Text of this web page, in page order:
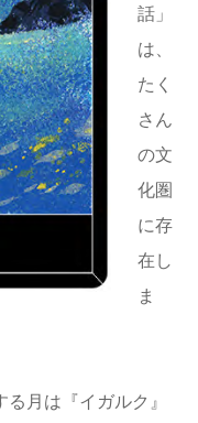
話」
は、
たく
さん
の文
化圏
に存
在し
ま
月は『イガルク』